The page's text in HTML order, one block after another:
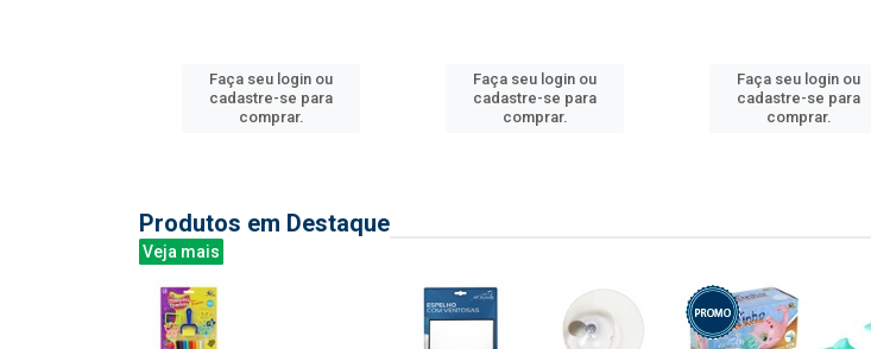
Faça seu login ou
cadastre-se para
comprar.
Faça seu login ou
cadastre-se para
comprar.
Faça seu login ou
cadastre-se para
comprar.
Produtos em Destaque
Veja mais